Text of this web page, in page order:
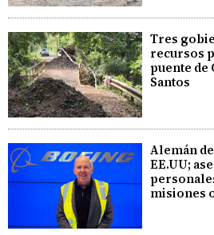
Tres
recursos
puente de
Santos
Alemán
EE.UU;
misiones